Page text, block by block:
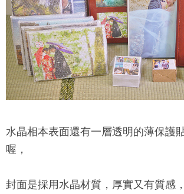
水晶相本表面還有一層透明的薄保護
喔，
封面是採用水晶材質，厚實又有質感